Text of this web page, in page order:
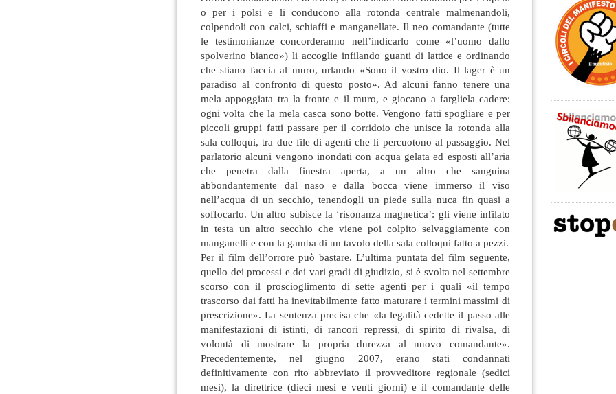
o per i polsi e li conducono alla rotonda centrale malmenandoli,
colpendoli con calci, schiaffi e manganellate. Il neo comandante (tutte
le testimonianze concorderanno nell’indicarlo come «l’uomo dallo
spolverino bianco») li accoglie infilando guanti di lattice e ordinando
che stiano faccia al muro, urlando «Sono il vostro dio. Il lager è un
paradiso al confronto di questo posto». Ad alcuni fanno tenere una
mela appoggiata tra la fronte e il muro, e giocano a fargliela cadere:
ogni volta che la mela casca sono botte. Vengono fatti spogliare e per
piccoli gruppi fatti passare per il corridoio che unisce la rotonda alla
sala colloqui, tra due file di agenti che li percuotono al passaggio. Nel
parlatorio alcuni vengono inondati con acqua gelata ed esposti all’aria
che penetra dalla finestra aperta, a un altro che sanguina
abbondantemente dal naso e dalla bocca viene immerso il viso
nell’acqua di un secchio, tenendogli un piede sulla nuca fin quasi a
soffocarlo. Un altro subisce la ‘risonanza magnetica’: gli viene infilato
in testa un altro secchio che viene poi colpito selvaggiamente con
manganelli e con la gamba di un tavolo della sala colloqui fatto a pezzi.
Per il film dell’orrore può bastare. L’ultima puntata del film seguente,
quello dei processi e dei vari gradi di giudizio, si è svolta nel settembre
scorso con il proscioglimento di sette agenti per i quali «il tempo
trascorso dai fatti ha inevitabilmente fatto maturare i termini massimi di
prescrizione». La sentenza precisa che «la legalità cedette il passo alle
manifestazioni di istinti, di rancori repressi, di spirito di rivalsa, di
volontà di mostrare la propria durezza al nuovo comandante».
Precedentemente, nel giugno 2007, erano stati condannati
definitivamente con rito abbreviato il provveditore regionale (sedici
mesi), la direttrice (dieci mesi e venti giorni) e il comandante delle